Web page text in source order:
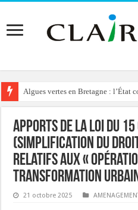
Algues vertes en Bretagne : l’État
Apports de la loi du
(simplification du
relatifs aux «
transformation
21 octobre 2025